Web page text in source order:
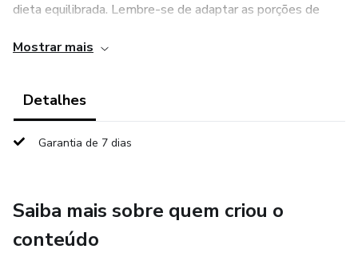
dieta equilibrada. Lembre-se de adaptar as porções de
consultar um nutricionista ou médico antes de iniciar
para alcançar seus objetivos de perda de peso de maneira
Neste combo você vai encontrar um detox para
Mostrar mais
Detalhes
Garantia de 7 dias
Saiba mais sobre quem criou o
conteúdo